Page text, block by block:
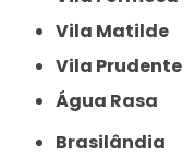
Vila Matilde
Vila Prudente
Água Rasa
Brasilândia